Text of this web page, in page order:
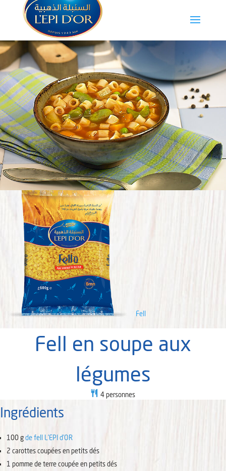
Fell
Fell en soupe aux
légumes
4 personnes
Ingrédients
100gde fell L’EPI d’OR
2 carottescoupées en petits dés
1 pomme de terrecoupée en petits dés